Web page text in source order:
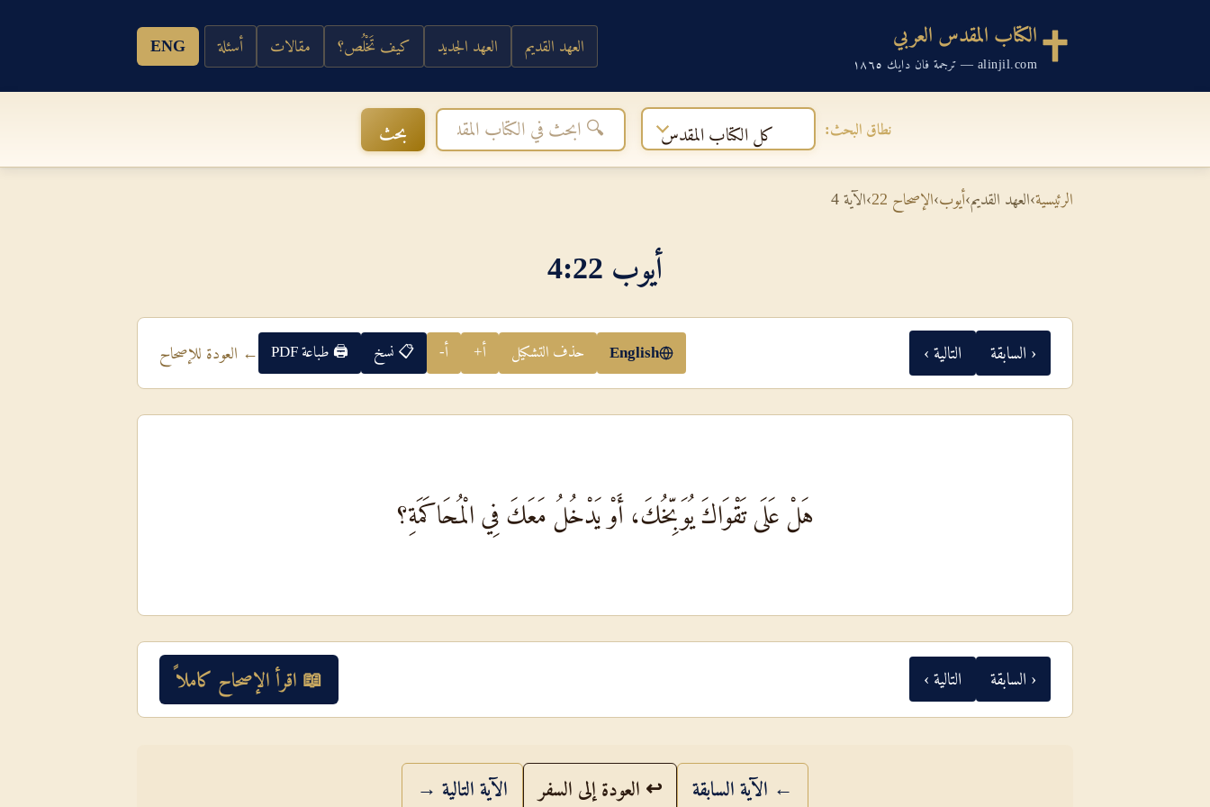
الكتاب المقدس العربي
alinjil.com — ترجمة فان دايك ١٨٦٥
العهد القديم العهد الجديد كيف تَخْلُص؟ مقالات أسئلة ENG
نطاق البحث: كل الكتاب المقدس بحث
الرئيسية›العهد القديم›أيوب›الإصحاح 22 ›الآية 4
أيوب 22‏:‏4
‹ السابقة التالية › English حذف التشكيل أ+ أ- 📋 نسخ 🖨 طباعة PDF ← العودة للإصحاح
هَلْ عَلَى تَقْوَاكَ يُوَبِّخُكَ، أَوْ يَدْخُلُ مَعَكَ فِي الْمُحَاكَمَةِ؟
‹ السابقة التالية › 📖 اقرأ الإصحاح كاملاً
← الآية السابقة ↩ العودة إلى السفر الآية التالية →